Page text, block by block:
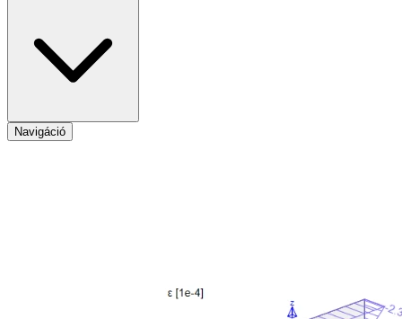
Navigáció